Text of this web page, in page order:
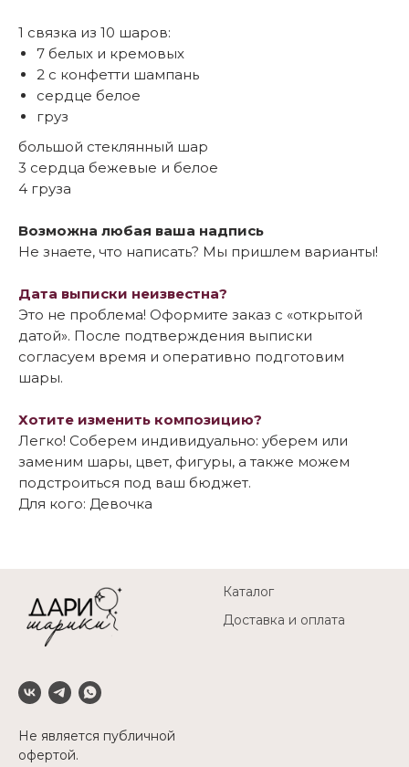
1 связка из 10 шаров:
7 белых и кремовых
2 с конфетти шампань
сердце белое
груз
большой стеклянный шар
3 сердца бежевые и белое
4 груза
Возможна любая ваша надпись
Не знаете, что написать? Мы пришлем варианты!
Дата выписки неизвестна?
Это не проблема! Оформите заказ с «открытой
датой». После подтверждения выписки
согласуем время и оперативно подготовим
шары.
Хотите изменить композицию?
Легко! Соберем индивидуально: уберем или
заменим шары, цвет, фигуры, а также можем
подстроиться под ваш бюджет.
Для кого: Девочка
Не является публичной
офертой.
Каталог
Доставка и оплата